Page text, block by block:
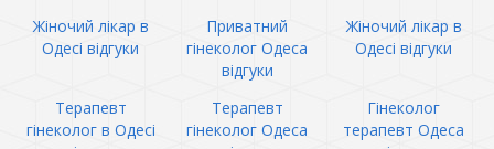
Жіночий лікар в
Одесі відгуки
Приватний
гінеколог Одеса
відгуки
Жіночий лікар в
Одесі відгуки
Терапевт
гінеколог в Одесі
Терапевт
гінеколог Одеса
Гінеколог
терапевт Одеса